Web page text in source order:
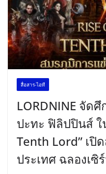
สื่อสาร-ไอที
LORDNINE จัด
ปะทะ ฟิลิปปินส์ ใ
Tenth Lord” เปิ
ประเทศ ฉลองเซิ